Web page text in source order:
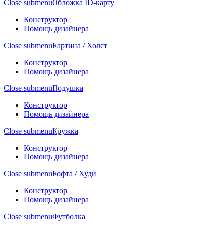
Close submenuОбложка ID-карту
Конструктор
Помощь дизайнера
Close submenuКартина / Холст
Конструктор
Помощь дизайнера
Close submenuПодушка
Конструктор
Помощь дизайнера
Close submenuКружка
Конструктор
Помощь дизайнера
Close submenuКофта / Худи
Конструктор
Помощь дизайнера
Close submenuФутболка